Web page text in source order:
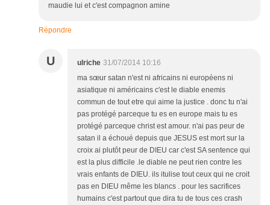
maudie lui et c'est compagnon amine
Répondre
U ulriche 31/07/2014 10:16
ma sœur satan n'est ni africains ni européens ni
asiatique ni américains c'est le diable enemis
commun de tout etre qui aime la justice . donc tu n'ai
pas protégé parceque tu es en europe mais tu es
protégé parceque christ est amour. n'ai pas peur de
satan il a échoué depuis que JESUS est mort sur la
croix ai plutôt peur de DIEU car c'est SA sentence qui
est la plus difficile .le diable ne peut rien contre les
vrais enfants de DIEU. ils itulise tout ceux qui ne croit
pas en DIEU même les blancs . pour les sacrifices
humains c'est partout que dira tu de tous ces crash